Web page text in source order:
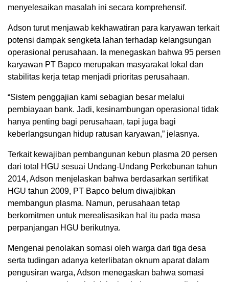
menyelesaikan masalah ini secara komprehensif.
Adson turut menjawab kekhawatiran para karyawan terkait
potensi dampak sengketa lahan terhadap kelangsungan
operasional perusahaan. Ia menegaskan bahwa 95 persen
karyawan PT Bapco merupakan masyarakat lokal dan
stabilitas kerja tetap menjadi prioritas perusahaan.
“Sistem penggajian kami sebagian besar melalui
pembiayaan bank. Jadi, kesinambungan operasional tidak
hanya penting bagi perusahaan, tapi juga bagi
keberlangsungan hidup ratusan karyawan,” jelasnya.
Terkait kewajiban pembangunan kebun plasma 20 persen
dari total HGU sesuai Undang-Undang Perkebunan tahun
2014, Adson menjelaskan bahwa berdasarkan sertifikat
HGU tahun 2009, PT Bapco belum diwajibkan
membangun plasma. Namun, perusahaan tetap
berkomitmen untuk merealisasikan hal itu pada masa
perpanjangan HGU berikutnya.
Mengenai penolakan somasi oleh warga dari tiga desa
serta tudingan adanya keterlibatan oknum aparat dalam
pengusiran warga, Adson menegaskan bahwa somasi